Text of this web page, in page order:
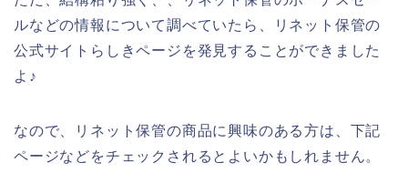
ルなどの情報について調べていたら、リネット保管の
公式サイトらしきページを発見することができました
よ♪
なので、リネット保管の商品に興味のある方は、下記
ページなどをチェックされるとよいかもしれません。